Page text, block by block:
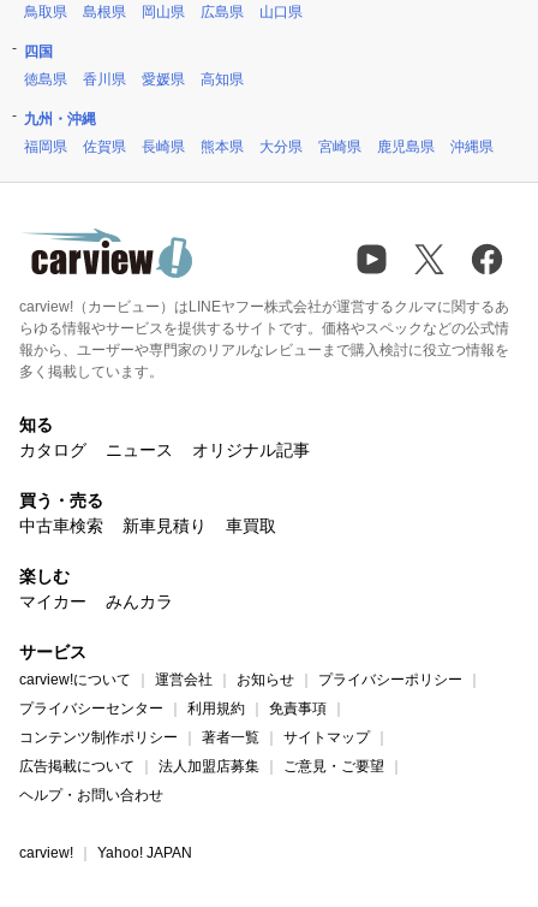
鳥取県
島根県 岡山県 広島県 山口県
四国
徳島県
香川県 愛媛県 高知県
九州・沖縄
福岡県
佐賀県 長崎県 熊本県 大分県 宮崎県 鹿児島県 沖縄県
carview!（カービュー）はLINEヤフー株式会社が運営するクルマに関するあ
らゆる情報やサービスを提供するサイトです。価格やスペックなどの公式情
報から、ユーザーや専門家のリアルなレビューまで購入検討に役立つ情報を
多く掲載しています。
知る
カタログ
ニュース オリジナル記事
買う・売る
中古車検索
新車見積り 車買取
楽しむ
マイカー
みんカラ
サービス
carview!について 運営会社 お知らせ
プライバシーポリシー
プライバシーセンター
利用規約
免責事項
コンテンツ制作ポリシー
著者一覧
サイトマップ
広告掲載について
法人加盟店募集
ご意見・ご要望
ヘルプ・お問い合わせ
carview! Yahoo! JAPAN